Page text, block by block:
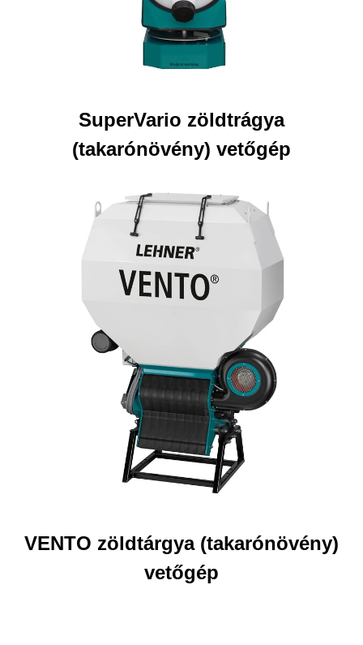
SuperVario zöldtrágya
(takarónövény) vetőgép
VENTO zöldtárgya (takarónövény)
vetőgép